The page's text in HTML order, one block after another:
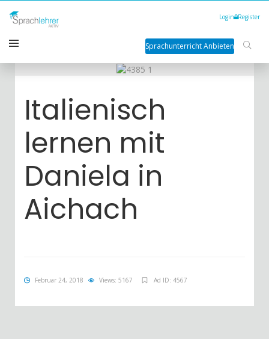
Login Register
Sprachunterricht Anbieten
Italienisch
lernen mit
Daniela in
Aichach
Februar 24, 2018 Views: 5167 Ad ID: 4567